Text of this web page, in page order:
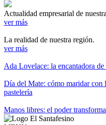
Actualidad empresarial de
ver más
La realidad de nuestra región.
ver más
Ada Lovelace: la encantadora de
Día del Mate: cómo maridar con
pastelería
Manos libres: el poder